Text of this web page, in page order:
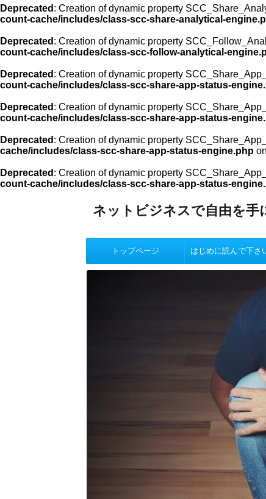
Deprecated : Creation of dynamic property
count-cache/includes/class-scc-share-analytical-
Deprecated : Creation of dynamic property
count-cache/includes/class-scc-follow-analytical-
Deprecated : Creation of dynamic property
count-cache/includes/class-scc-share-app-status-
Deprecated : Creation of dynamic property
count-cache/includes/class-scc-share-app-status-
Deprecated : Creation of dynamic property
cache/includes/class-scc-share-app-status-engine.php
Deprecated : Creation of dynamic property
count-cache/includes/class-scc-share-app-status-
ネットビジネスで自由を手
トップページ はじめに読んで下さ